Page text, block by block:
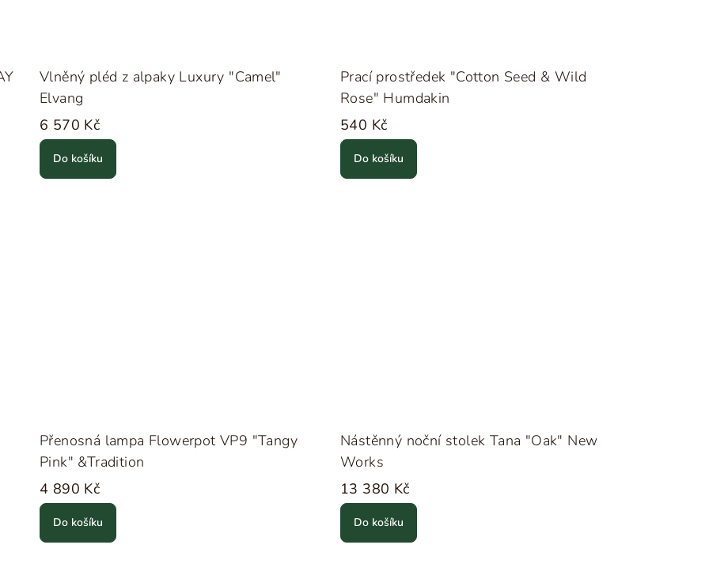
Vlněný pléd z alpaky Luxury "Camel"
Elvang
6 570 Kč
Do košíku
Prací prostředek "Cotton Seed & Wild
Rose" Humdakin
540 Kč
Do košíku
Přenosná lampa Flowerpot VP9 "Tangy
Pink" &Tradition
4 890 Kč
Do košíku
Nástěnný noční stolek Tana "Oak" New
Works
13 380 Kč
Do košíku